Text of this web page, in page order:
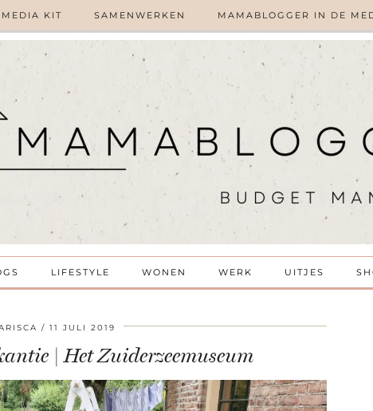
MEDIA KIT SAMENWERKEN MAMABLOGGER IN DE
LIFESTYLE WONEN WERK UITJES
11 JULI 2019
| Het Zuiderzeemuseum